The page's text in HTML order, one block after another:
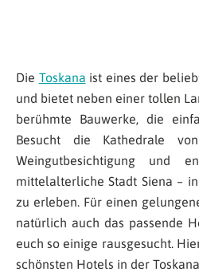
Die Toskana ist eines der
und bietet neben einer tollen
berühmte Bauwerke, die
Besucht die Kathedrale
Weingutbesichtigung und
mittelalterliche Stadt Siena –
zu erleben. Für einen
natürlich auch das passende
euch so einige rausgesucht.
schönsten Hotels in der